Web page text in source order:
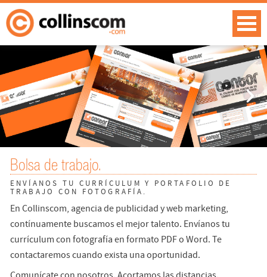
Bolsa de trabajo.
ENVÍANOS TU CURRÍCULUM Y PORTAFOLIO DE
TRABAJO CON FOTOGRAFÍA.
En Collinscom, agencia de publicidad y web marketing,
contínuamente buscamos el mejor talento. Envíanos tu
currículum con fotografía en formato PDF o Word. Te
contactaremos cuando exista una oportunidad.